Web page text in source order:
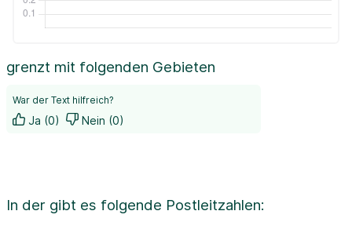
grenzt mit folgenden Gebieten
War der Text hilfreich?
Ja (0) Nein (0)
In der gibt es folgende Postleitzahlen: